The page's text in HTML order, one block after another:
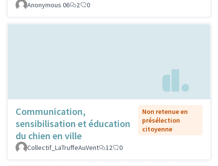
Anonymous 06
2 0
Communication,
sensibilisation et éducation
du chien en ville
Non retenue en
présélection
citoyenne
Collectif_LaTruffeAuVent 12 0